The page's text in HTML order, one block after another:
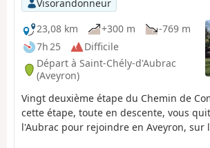
Visorandonneur
23,08 km
+300 m
-769 m
7h 25
Difficile
Départ à Saint-Chély-d'Aubrac
(Aveyron)
Vingt deuxième étape du Chemin de
cette étape, toute en descente, vous
l'Aubrac pour rejoindre en Aveyron, sur